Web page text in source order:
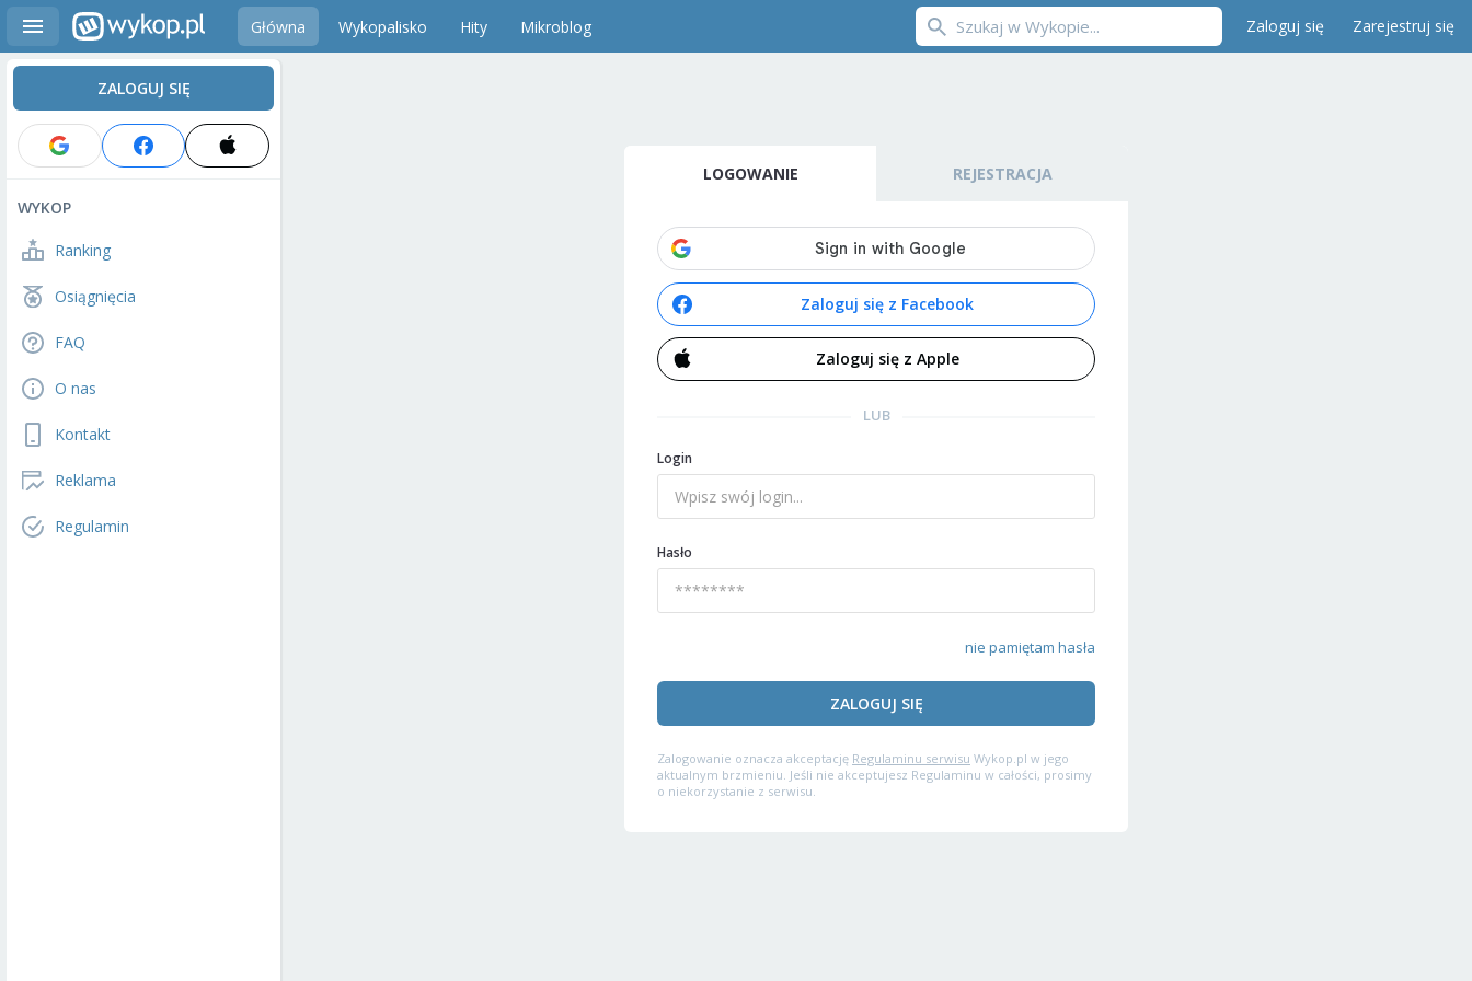
Główna Wykopalisko Hity Mikroblog Zaloguj się Zarejestruj się
ZALOGUJ SIĘ
WYKOP
Ranking
Osiągnięcia
FAQ
O nas
Kontakt
Reklama
Regulamin
LOGOWANIE REJESTRACJA
Zaloguj się z Facebook
Zaloguj się z Apple
LUB
Login
Hasło
nie pamiętam hasła
ZALOGUJ SIĘ
Zalogowanie oznacza akceptację Regulaminu serwisu Wykop.pl w jego
aktualnym brzmieniu. Jeśli nie akceptujesz Regulaminu w całości, prosimy
o niekorzystanie z serwisu.